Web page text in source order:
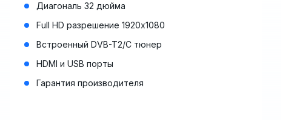
Диагональ 32 дюйма
Full HD разрешение 1920x1080
Встроенный DVB-T2/C тюнер
HDMI и USB порты
Гарантия производителя